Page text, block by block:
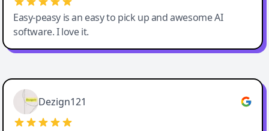
Easy-peasy is an easy to pick up and awesome AI
software. I love it.
Easy-Peasy AI
Dezign121